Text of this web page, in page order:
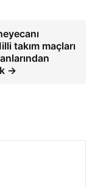
takım maçları
→